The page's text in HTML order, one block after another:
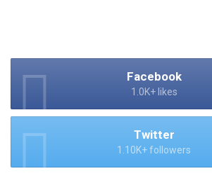
Facebook
1.0K+ likes
Twitter
1.10K+ followers